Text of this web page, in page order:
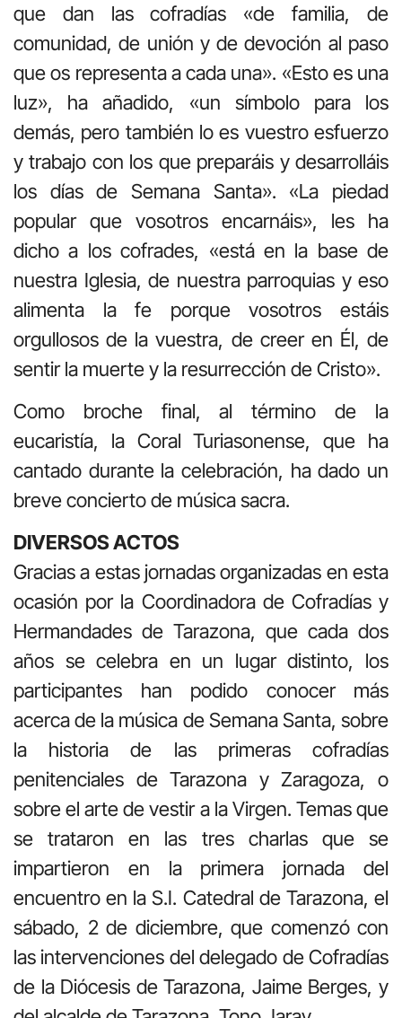
que dan las cofradías «de familia, de
comunidad, de unión y de devoción al paso
que os representa a cada una». «Esto es una
luz», ha añadido, «un símbolo para los
demás, pero también lo es vuestro esfuerzo
y trabajo con los que preparáis y desarrolláis
los días de Semana Santa». «La piedad
popular que vosotros encarnáis», les ha
dicho a los cofrades, «está en la base de
nuestra Iglesia, de nuestra parroquias y eso
alimenta la fe porque vosotros estáis
orgullosos de la vuestra, de creer en Él, de
sentir la muerte y la resurrección de Cristo».
Como broche final, al término de la
eucaristía, la Coral Turiasonense, que ha
cantado durante la celebración, ha dado un
breve concierto de música sacra.
DIVERSOS ACTOS
Gracias a estas jornadas organizadas en esta
ocasión por la Coordinadora de Cofradías y
Hermandades de Tarazona, que cada dos
años se celebra en un lugar distinto, los
participantes han podido conocer más
acerca de la música de Semana Santa, sobre
la historia de las primeras cofradías
penitenciales de Tarazona y Zaragoza, o
sobre el arte de vestir a la Virgen. Temas que
se trataron en las tres charlas que se
impartieron en la primera jornada del
encuentro en la S.I. Catedral de Tarazona, el
sábado, 2 de diciembre, que comenzó con
las intervenciones del delegado de Cofradías
de la Diócesis de Tarazona, Jaime Berges, y